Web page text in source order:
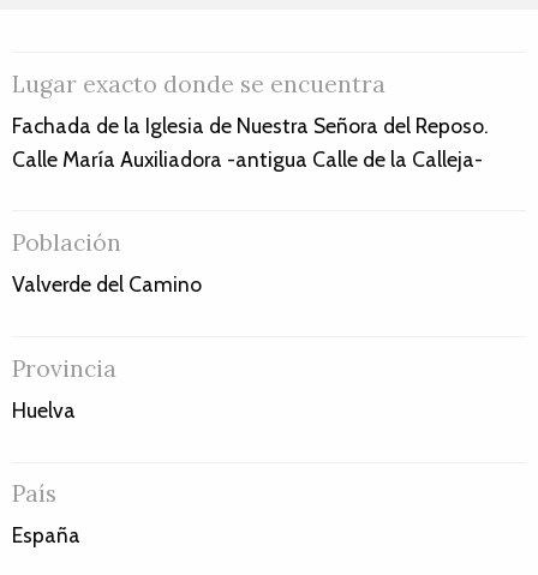
Lugar exacto donde se encuentra
Fachada de la Iglesia de Nuestra Señora del Reposo.
Calle María Auxiliadora -antigua Calle de la Calleja-
Población
Valverde del Camino
Provincia
Huelva
País
España